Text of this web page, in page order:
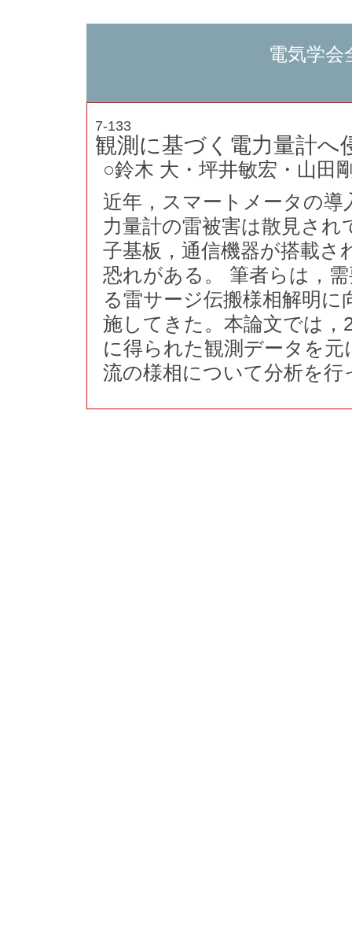
電気学会
7-133
観測に基づく電力量計へ
○鈴木 大・坪井敏宏・山田
近年，スマートメータの
力量計の雷被害は散見さ
子基板，通信機器が搭載さ
恐れがある。 筆者らは，
る雷サージ伝搬様相解明
施してきた。本論文では，
に得られた観測データを
流の様相について分析を行